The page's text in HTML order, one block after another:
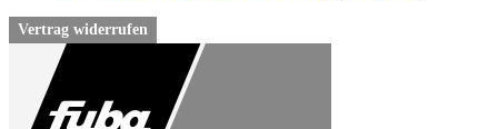
Vertrag widerrufen